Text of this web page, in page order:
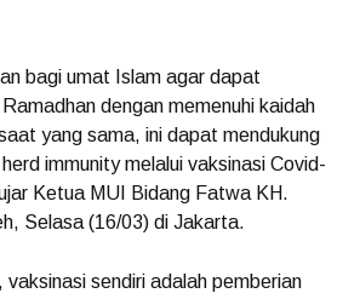
bagi umat Islam agar dapat
dengan memenuhi kaidah
yang sama, ini dapat mendukung
immunity melalui vaksinasi Covid-
Ketua MUI Bidang Fatwa KH.
Selasa (16/03) di Jakarta.
vaksinasi sendiri adalah pemberian